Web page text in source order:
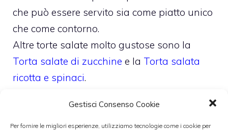
Gestisci Consenso Cookie
Per fornire le migliori esperienze, utilizziamo tecnologie come i cookie per
che può essere servito sia come piatto unico
che come contorno.
Altre torte salate molto gustose sono la
Torta salate di zucchine e la Torta salata
ricotta e spinaci.